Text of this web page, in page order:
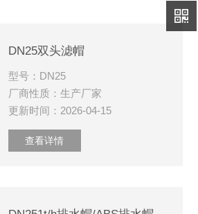
DN25双头滤帽
型号：DN25
厂商性质：生产厂家
更新时间：2026-04-15
查看详情